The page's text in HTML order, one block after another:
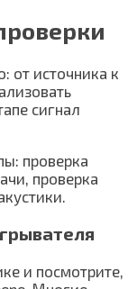
от источника к
сигнал
проверка
проверка
и посмотрите,